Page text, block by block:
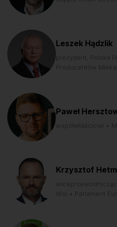
Leszek Hądzlik
prezydent, Polska
Producentów Mleka
Paweł
współwłaściciel •
Krzysztof
Wsi • Parlament